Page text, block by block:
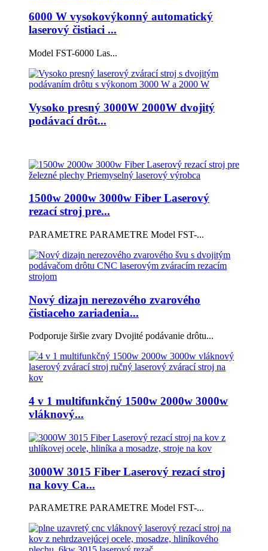
6000 W vysokovýkonný automatický
laserový čistiaci ...
Model FST-6000 Las...
Vysoko presný 3000W 2000W dvojitý
podávací drôt...
1500w 2000w 3000w Fiber Laserový
rezací stroj pre...
PARAMETRE PARAMETRE Model FST-...
Nový dizajn nerezového zvarového
čistiaceho zariadenia...
Podporuje širšie zvary Dvojité podávanie drôtu...
4 v 1 multifunkčný 1500w 2000w 3000w
vláknový...
3000W 3015 Fiber Laserový rezací stroj
na kovy Ca...
PARAMETRE PARAMETRE Model FST-...